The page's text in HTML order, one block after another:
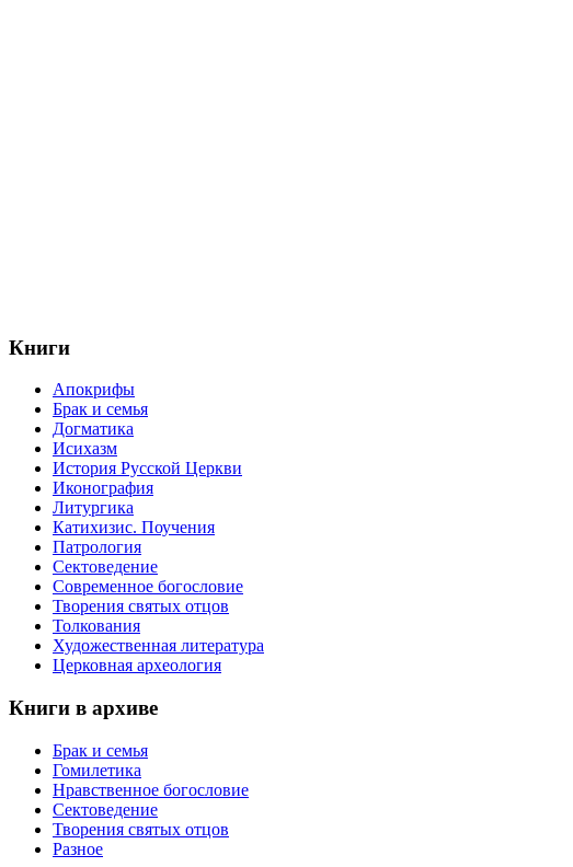
Книги
Апокрифы
Брак и семья
Догматика
Исихазм
История Русской Церкви
Иконография
Литургика
Катихизис. Поучения
Патрология
Сектоведение
Современное богословие
Творения святых отцов
Толкования
Художественная литература
Церковная археология
Книги в архиве
Брак и семья
Гомилетика
Нравственное богословие
Сектоведение
Творения святых отцов
Разное